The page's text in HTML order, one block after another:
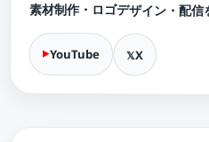
素材制作・ロゴデザイン・配信
YouTube X